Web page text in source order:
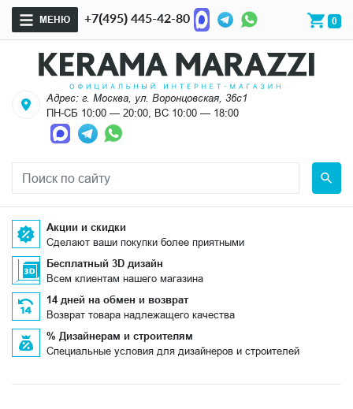
МЕНЮ +7(495) 445-42-80 0
Адрес: г. Москва, ул. Воронцовская, 36с1
ПН-СБ 10:00 — 20:00, ВС 10:00 — 18:00
Акции и скидки
Сделают ваши покупки более приятными
Бесплатный 3D дизайн
Всем клиентам нашего магазина
14 дней на обмен и возврат
Возврат товара надлежащего качества
% Дизайнерам и строителям
Специальные условия для дизайнеров и строителей